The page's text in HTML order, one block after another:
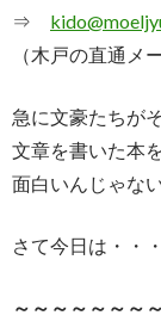
⇒
（木戸の直通メ
急に文豪たちが
文章を書いた本
面白いんじゃな
さて今日は・・・
～～～～～～～